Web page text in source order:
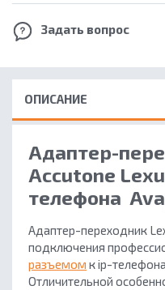
Задать вопрос
ОПИСАНИЕ
Адаптер-
Accutone
телефона
Адаптер-переходник
подключения
разъемом к ip-
Отличительной